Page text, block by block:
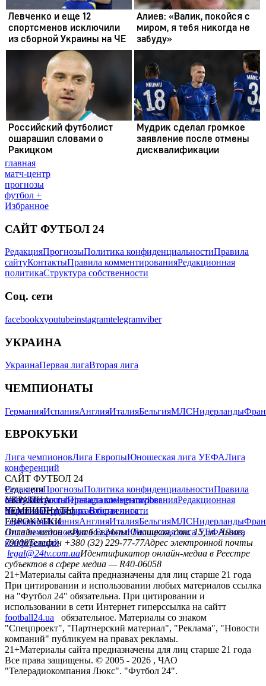
главная
матч-центр
прогнозы
футбол +
Избранное
САЙТ ФУТБОЛ 24
РедакцияПрогнозыПолитика конфиденциальностиПравила
сайтуКонтактыПравила комментированияРедакционная
политикаСтруктура собственности
Соц. сети
facebookxyoutubeinstagramtelegramviber
УКРАИНА
УкраинаПервая лигаВторая лига
ЧЕМПИОНАТЫ
ГерманияИспанияАнглияИталияБельгияМЛСНидерланды
ЕВРОКУБКИ
Лига чемпионовЛига ЕвропыЮношеская лига УЕФАЛига
конференций
САЙТ ФУТБОЛ 24
РедакцияПрогнозыПолитика конфиденциальностиПравила
сайтуКонтактыПравила комментированияРедакционная
политикаСтруктура собственности
Соц. сети
facebookxyoutubeinstagramtelegramviber
УКРАИНА
УкраинаПервая лигаВторая лига
ЧЕМПИОНАТЫ
ГерманияИспанияАнглияИталияБельгияМЛСНидерланды
ЕВРОКУБКИ
Лига чемпионовЛига ЕвропыЮношеская лига УЕФАЛига
конференций
Онлайн-медиа «Футбол 24»пл. Галицкая, дом. 15, м. Львов,
79008Телефон +380 (32) 229-77-77Адрес электронной почты
legal@24tv.com.uaИдентификатор онлайн-медиа в Реестре
субъектов в сфере медиа — R40-06058
21+Материалы сайта предназначены для лиц старше 21 года
При цитировании и использовании любых материалов ссылка
на "Футбол 24" обязательна. При цитировании и
использовании в сети Интернет гиперссылка на сайтт
football24.ua
обязательное. Материалы со знаком
"Спецпроект", "Партнерский материал", "Реклама", "Новости
компаний" публикуем на правах рекламы.
21+Материалы сайта предназначены для лиц старше 21 года
Все права защищены. © 2005 - 2026 , ЧАО
"Телерадиокомпания Люкс". "Футбол 24".